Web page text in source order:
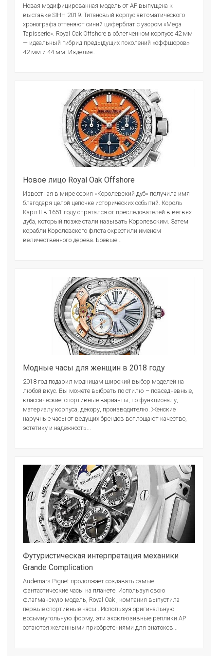
Новая модифицированная модель от АР выпущена к
выставке SIHH 2019. Титановый корпус автоматического
хронографа оттеняют синий циферблат с узором «Mega
Tapisserie». Royal Oak Offshore в облегченном корпусе 42 мм
— идеальный гибрид предыдущих поколений «оффшоров»
42 мм и 44 мм. Изделие...
Новое лицо Royal Oak Offshore
Известная в мире серия «Королевский дуб» получила имя
благодаря целой цепочке исторических событий. Король
Карл II в 1651 году спрятался от преследователей в ветвях
дуба, который позже стали называть Королевским. Затем
корабли Королевского флота окрестили именем
величественного дерева. Боевые...
Модные часы для женщин в 2018 году
2018 год подарил модницам широкий выбор моделей на
любой вкус. Вы можете выбрать по стилю – повседневные,
классические, спортивные варианты, по функционалу,
материалу корпуса, декору, производителю. Женские
наручные часы от ведущих брендов воплощают качество,
эстетику и надежность...
Футуристическая интерпретация механики
Grande Complication
Audemars Piguet продолжает создавать самые
фантастические часы на планете. Используя свою
флагманскую модель, Royal Oak , компания выпустила
первые спортивные часы . Используя оригинальную
восьмиугольную форму, эти эксклюзивные реплики AP
остаются желанными приобретениями для знатоков...